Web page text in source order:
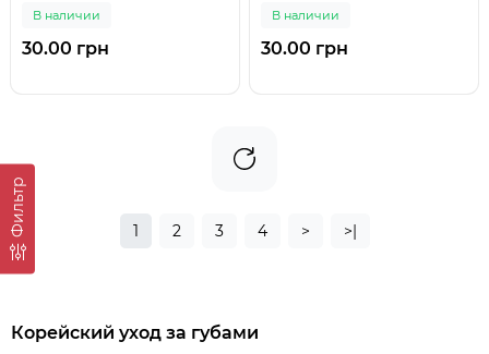
Фильтр
В наличии
30.00 грн
В наличии
30.00 грн
1 2 3 4 > >|
Корейский уход за губами